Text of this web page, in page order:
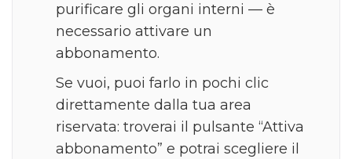
purificare gli organi interni — è
necessario attivare un
abbonamento.
Se vuoi, puoi farlo in pochi clic
direttamente dalla tua area
riservata: troverai il pulsante “Attiva
abbonamento” e potrai scegliere il